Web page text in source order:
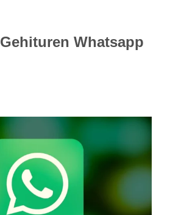
Gehituren Whatsapp